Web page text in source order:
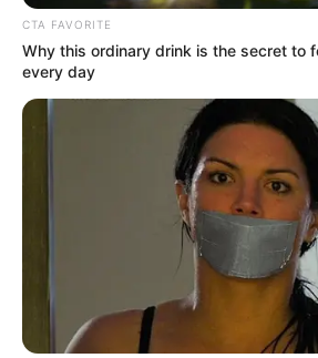
A hatóságok a vádirat alapján a
halálos közúti baleset gondatlan
vádolják. Az ügyben a bíróság
CTA FAVORITE
Why this ordinary drink is the secret to
every day